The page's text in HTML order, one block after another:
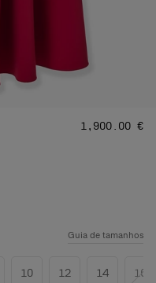
Preço:
‌1,900.00 €
Guia de tamanhos
10 12 14 16